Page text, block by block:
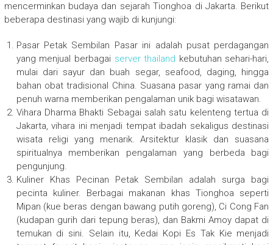
mencerminkan budaya dan sejarah Tionghoa di Jakarta. Berikut
beberapa destinasi yang wajib di kunjungi:
Pasar Petak Sembilan Pasar ini adalah pusat perdagangan
yang menjual berbagai server thailand kebutuhan sehari-hari,
mulai dari sayur dan buah segar, seafood, daging, hingga
bahan obat tradisional China. Suasana pasar yang ramai dan
penuh warna memberikan pengalaman unik bagi wisatawan.
Vihara Dharma Bhakti Sebagai salah satu kelenteng tertua di
Jakarta, vihara ini menjadi tempat ibadah sekaligus destinasi
wisata religi yang menarik. Arsitektur klasik dan suasana
spiritualnya memberikan pengalaman yang berbeda bagi
pengunjung.
Kuliner Khas Pecinan Petak Sembilan adalah surga bagi
pecinta kuliner. Berbagai makanan khas Tionghoa seperti
Mipan (kue beras dengan bawang putih goreng), Ci Cong Fan
(kudapan gurih dari tepung beras), dan Bakmi Amoy dapat di
temukan di sini. Selain itu, Kedai Kopi Es Tak Kie menjadi